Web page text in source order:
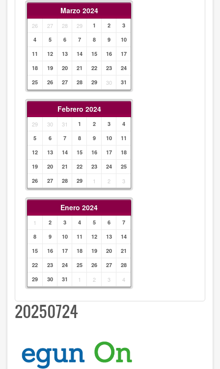
Marzo 2024
26 27 28 29 1 2
3
4
5 6 7 8 9
10
11
12 13 14 15 16
17
18
19 20 21 22 23
24
25
26 27 28 29 30 31
Febrero 2024
29 30 31 1 2 3
4
5
6 7 8 9 10
11
12
13 14 15 16 17
18
19
20 21 22 23 24
25
26
27 28 29 1 2 3
Enero 2024
1 2 3 4 5 6
7
8
9 10 11 12 13
14
15
16 17 18 19 20
21
22
23 24 25 26 27
28
29
30 31 1 2 3 4
20250724